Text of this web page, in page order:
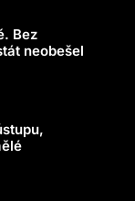
Bez
neobešel